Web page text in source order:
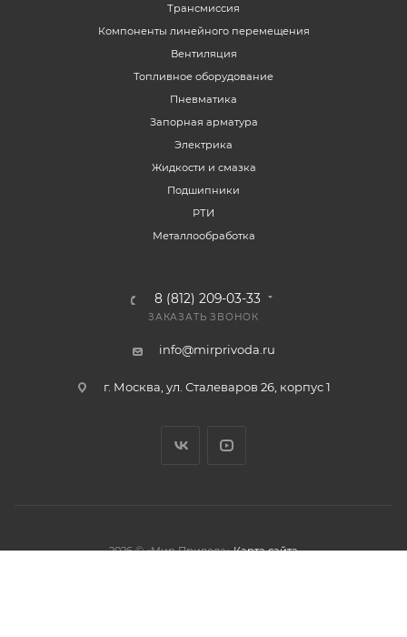
Трансмиссия
Компоненты линейного перемещения
Вентиляция
Топливное оборудование
Пневматика
Запорная арматура
Электрика
Жидкости и смазка
Подшипники
РТИ
Металлообработка
8 (812) 209-03-33
ЗАКАЗАТЬ ЗВОНОК
info@mirprivoda.ru
г. Москва, ул. Сталеваров 26, корпус 1
2026 © «Мир Привода» Карта сайта